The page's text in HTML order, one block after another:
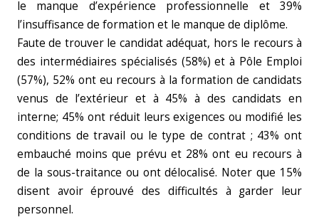
le manque d’expérience professionnelle et 39%
l’insuffisance de formation et le manque de diplôme.
Faute de trouver le candidat adéquat, hors le recours à
des intermédiaires spécialisés (58%) et à Pôle Emploi
(57%), 52% ont eu recours à la formation de candidats
venus de l’extérieur et à 45% à des candidats en
interne; 45% ont réduit leurs exigences ou modifié les
conditions de travail ou le type de contrat ; 43% ont
embauché moins que prévu et 28% ont eu recours à
de la sous-traitance ou ont délocalisé. Noter que 15%
disent avoir éprouvé des difficultés à garder leur
personnel.